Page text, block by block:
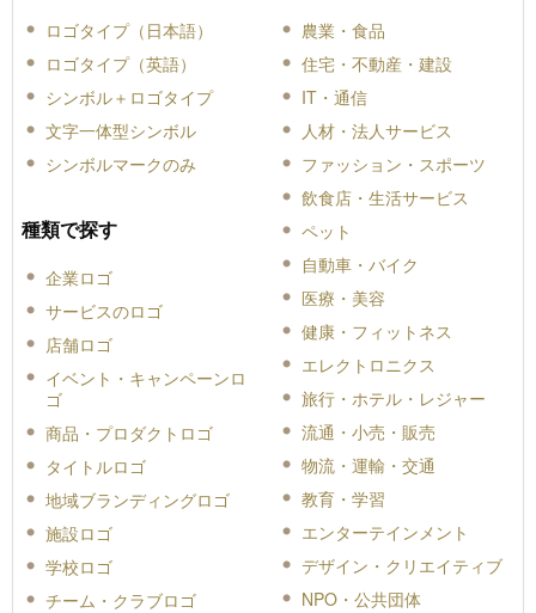
ロゴタイプ（日本語）
ロゴタイプ（英語）
シンボル＋ロゴタイプ
文字一体型シンボル
シンボルマークのみ
種類で探す
企業ロゴ
サービスのロゴ
店舗ロゴ
イベント・キャンペーンロ
ゴ
商品・プロダクトロゴ
タイトルロゴ
地域ブランディングロゴ
施設ロゴ
学校ロゴ
チーム・クラブロゴ
農業・食品
住宅・不動産・建設
IT・通信
人材・法人サービス
ファッション・スポーツ
飲食店・生活サービス
ペット
自動車・バイク
医療・美容
健康・フィットネス
エレクトロニクス
旅行・ホテル・レジャー
流通・小売・販売
物流・運輸・交通
教育・学習
エンターテインメント
デザイン・クリエイティブ
NPO・公共団体